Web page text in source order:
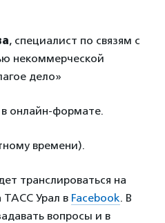
, специалист по связям с
некоммерческой
дело»
онлайн-формате.
времени).
транслироваться на
ТАСС Урал в Facebook. В
вопросы и в